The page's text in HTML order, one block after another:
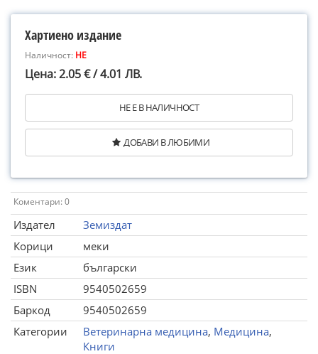
Хартиено издание
Наличност: НЕ
Цена: 2.05 € / 4.01 ЛВ.
НЕ Е В НАЛИЧНОСТ
ДОБАВИ В ЛЮБИМИ
Коментари: 0
Издател
Земиздат
Корици
меки
Език
български
ISBN
9540502659
Баркод
9540502659
Категории
Ветеринарна медицина, Медицина,
Книги